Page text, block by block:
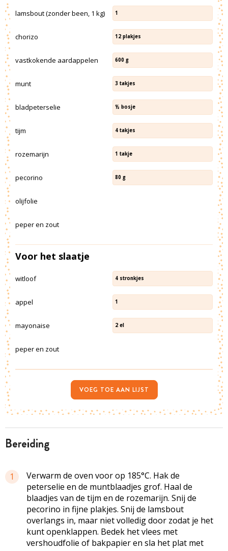
bereiding
1
Verwarm de oven voor op 185°C. Hak de
peterselie en de muntblaadjes grof. Haal de
blaadjes van de tijm en de rozemarijn. Snij de
pecorino in fijne plakjes. Snij de lamsbout
overlangs in, maar niet volledig door zodat je het
kunt openklappen. Bedek het vlees met
vershoudfolie of bakpapier en sla het plat met
lamsbout (zonder been, 1 kg) 1
chorizo 12 plakjes
vastkokende aardappelen 600 g
munt 3 takjes
bladpeterselie ½ bosje
tijm 4 takjes
rozemarijn 1 takje
pecorino 80 g
olijfolie
peper en zout
Voor het slaatje
witloof 4 stronkjes
appel 1
mayonaise 2 el
peper en zout
VOEG TOE AAN LIJST